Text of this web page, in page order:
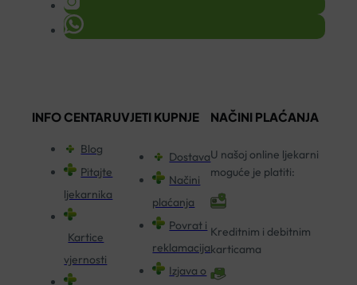
INFO CENTAR
Blog
Pitajte
ljekarnika
Kartice
vjernosti
UVJETI KUPNJE
Dostava
Načini
plaćanja
Povrat i
reklamacija
Izjava o
NAČINI PLAĆANJA
U našoj online ljekarni
moguće je platiti:
Kreditnim i debitnim
karticama